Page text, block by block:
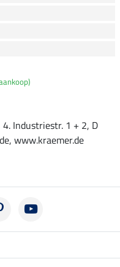
4. Industriestr. 1 + 2, D
www.kraemer.de